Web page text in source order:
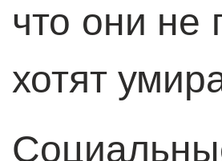
что они не
хотят